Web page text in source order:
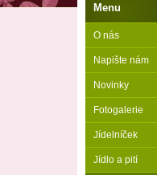
Menu
O nás
Napište nám
Novinky
Fotogalerie
Jídelníček
Jídlo a pití